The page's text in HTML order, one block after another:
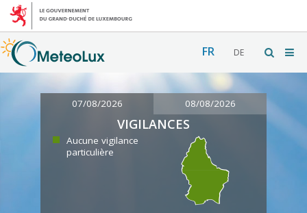
FR DE
07/08/2026 08/08/2026
VIGILANCES
Aucune vigilance
particulière